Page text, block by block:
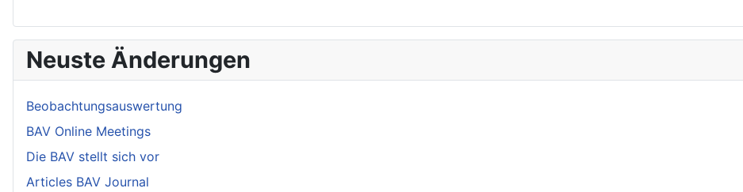
Neuste Änderungen
Beobachtungsauswertung
BAV Online Meetings
Die BAV stellt sich vor
Articles BAV Journal